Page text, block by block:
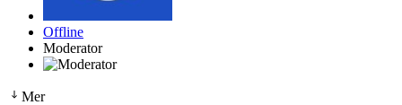
Offline
Moderator
Mer